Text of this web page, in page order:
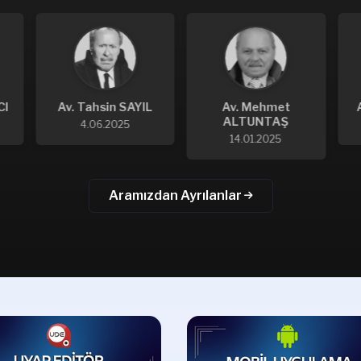
Av. Mehmet
ALTUNTAŞ
Av. Mustafa KAYA
13.05.2024
Aramızdan Ayrılanlar